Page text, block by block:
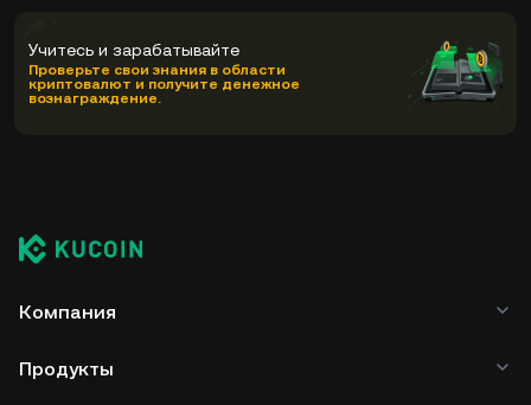
кастодиальном кошельке криптовалютной биржи, не
беспокоясь об управлении своими закрытыми ключами.
Другие способы хранения ваших HOODIE включают
Учитесь и зарабатывайте
Проверьте свои знания в области
криптовалют и получите денежное
вознаграждение.
Компания
Продукты